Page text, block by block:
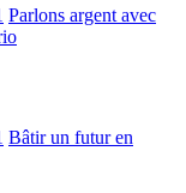
Parlons argent avec
Bâtir un futur en